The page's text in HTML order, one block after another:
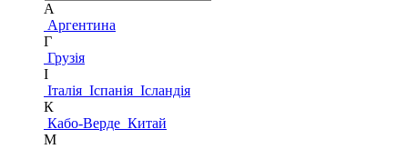
А
Аргентина
Г
Грузія
І
Італія Іспанія Ісландія
К
Кабо-Верде Китай
М